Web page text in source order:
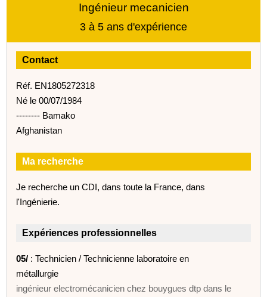
Ingénieur mecanicien
3 à 5 ans d'expérience
Contact
Réf. EN1805272318
Né le 00/07/1984
-------- Bamako
Afghanistan
Ma recherche
Je recherche un CDI, dans toute la France, dans
l'Ingénierie.
Expériences professionnelles
05/ : Technicien / Technicienne laboratoire en
métallurgie
ingénieur electromécanicien chez bouygues dtp dans le